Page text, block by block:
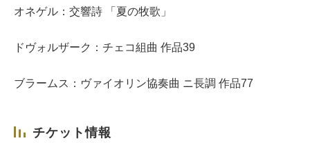
オネゲル：交響詩 「夏の牧歌」
ドヴォルザーク：チェコ組曲 作品39
ブラームス：ヴァイオリン協奏曲 ニ長調 作品77
チケット情報